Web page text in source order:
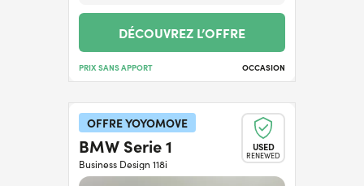
DÉCOUVREZ L’OFFRE
PRIX SANS APPORT OCCASION
OFFRE YOYOMOVE
USED
RENEWED
BMW Serie 1
Business Design 118i